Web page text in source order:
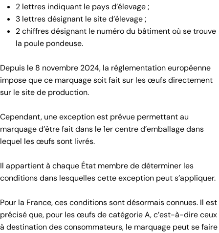
2 lettres indiquant le pays d’élevage ;
3 lettres désignant le site d’élevage ;
2 chiffres désignant le numéro du bâtiment où se trouve
la poule pondeuse.
Depuis le 8 novembre 2024, la réglementation européenne
impose que ce marquage soit fait sur les œufs directement
sur le site de production.
Cependant, une exception est prévue permettant au
marquage d’être fait dans le 1er centre d’emballage dans
lequel les œufs sont livrés.
Il appartient à chaque État membre de déterminer les
conditions dans lesquelles cette exception peut s’appliquer.
Pour la France, ces conditions sont désormais connues. Il est
précisé que, pour les œufs de catégorie A, c’est-à-dire ceux
à destination des consommateurs, le marquage peut se faire